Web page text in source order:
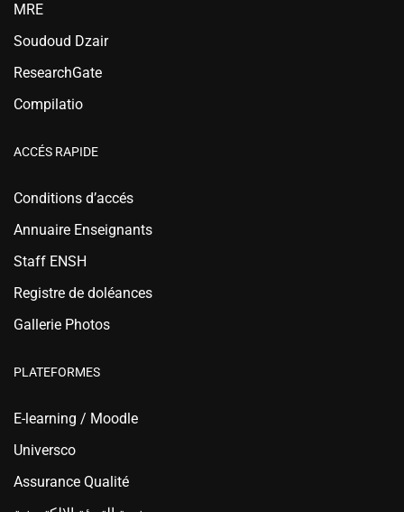
MRE
Soudoud Dzair
ResearchGate
Compilatio
ACCÉS RAPIDE
Conditions d’accés
Annuaire Enseignants
Staff ENSH
Registre de doléances
Gallerie Photos
PLATEFORMES
E-learning / Moodle
Universco
Assurance Qualité